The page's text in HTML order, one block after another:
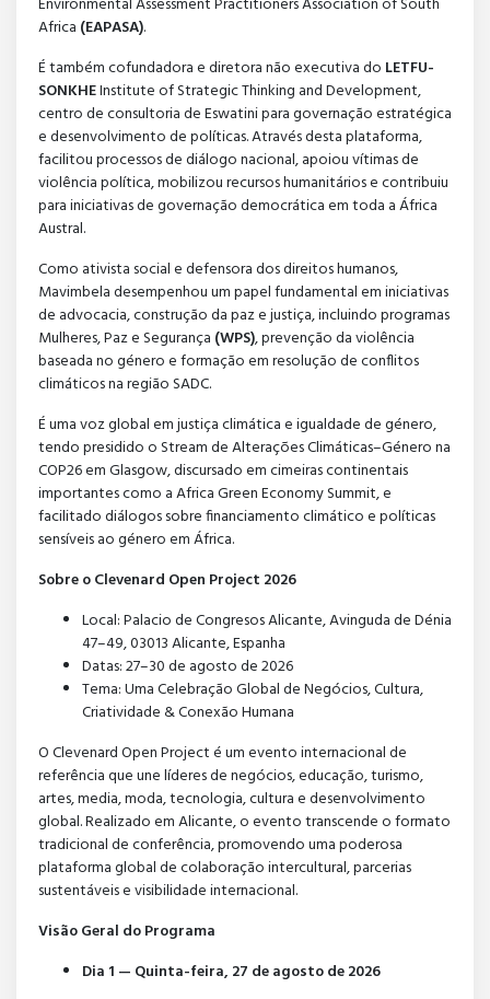
Environmental Assessment Practitioners Association of South
Africa (EAPASA).
É também cofundadora e diretora não executiva do LETFU-
SONKHEInstitute of Strategic Thinking and Development,
centro de consultoria de Eswatini para governação estratégica
e desenvolvimento de políticas. Através desta plataforma,
facilitou processos de diálogo nacional, apoiou vítimas de
violência política, mobilizou recursos humanitários e contribuiu
para iniciativas de governação democrática em toda a África
Austral.
Como ativista social e defensora dos direitos humanos,
Mavimbela desempenhou um papel fundamental em iniciativas
de advocacia, construção da paz e justiça, incluindo programas
Mulheres, Paz e Segurança (WPS), prevenção da violência
baseada no género e formação em resolução de conflitos
climáticos na região SADC.
É uma voz global em justiça climática e igualdade de género,
tendo presidido o Stream de Alterações Climáticas–Género na
COP26 em Glasgow, discursado em cimeiras continentais
importantes como a Africa Green Economy Summit, e
facilitado diálogos sobre financiamento climático e políticas
sensíveis ao género em África.
Sobre o Clevenard Open Project 2026
Local: Palacio de Congresos Alicante, Avinguda de Dénia
47–49, 03013 Alicante, Espanha
Datas: 27–30 de agosto de 2026
Tema: Uma Celebração Global de Negócios, Cultura,
Criatividade & Conexão Humana
O Clevenard Open Project é um evento internacional de
referência que une líderes de negócios, educação, turismo,
artes, media, moda, tecnologia, cultura e desenvolvimento
global. Realizado em Alicante, o evento transcende o formato
tradicional de conferência, promovendo uma poderosa
plataforma global de colaboração intercultural, parcerias
sustentáveis e visibilidade internacional.
Visão Geral do Programa
Dia 1 — Quinta-feira, 27 de agosto de 2026